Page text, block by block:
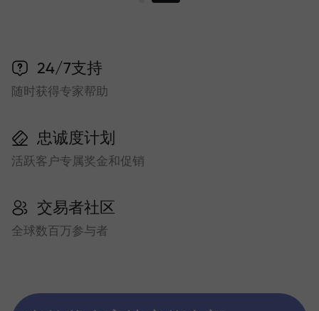
24/7支持
随时获得专家帮助
忠诚度计划
活跃客户专属奖金和促销
交易者社区
全球数百万参与者